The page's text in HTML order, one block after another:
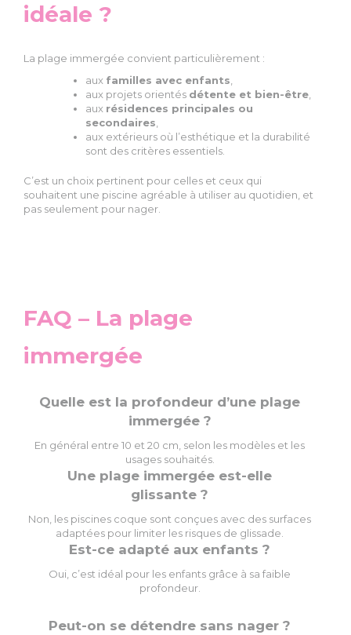
idéale ?
La plage immergée convient particulièrement :
aux familles avec enfants,
aux projets orientés détente et bien-être,
aux résidences principales ou
secondaires,
aux extérieurs où l’esthétique et la durabilité
sont des critères essentiels.
C’est un choix pertinent pour celles et ceux qui
souhaitent une piscine agréable à utiliser au quotidien, et
pas seulement pour nager.
FAQ – La plage
immergée
Quelle est la profondeur d’une plage
immergée ?
En général entre 10 et 20 cm, selon les modèles et les
usages souhaités.
Une plage immergée est-elle
glissante ?
Non, les piscines coque sont conçues avec des surfaces
adaptées pour limiter les risques de glissade.
Est-ce adapté aux enfants ?
Oui, c’est idéal pour les enfants grâce à sa faible
profondeur.
Peut-on se détendre sans nager ?